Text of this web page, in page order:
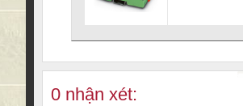
0 nhận xét: